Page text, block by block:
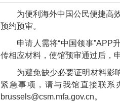
为便利海外中国公民便捷高
预约预审。
申请人需将“中国领事”APP
传相应材料，使馆预审通过后，
为避免缺少必要证明材料影
紧急事项，请与我馆直接联系
brussels@csm.mfa.gov.cn。